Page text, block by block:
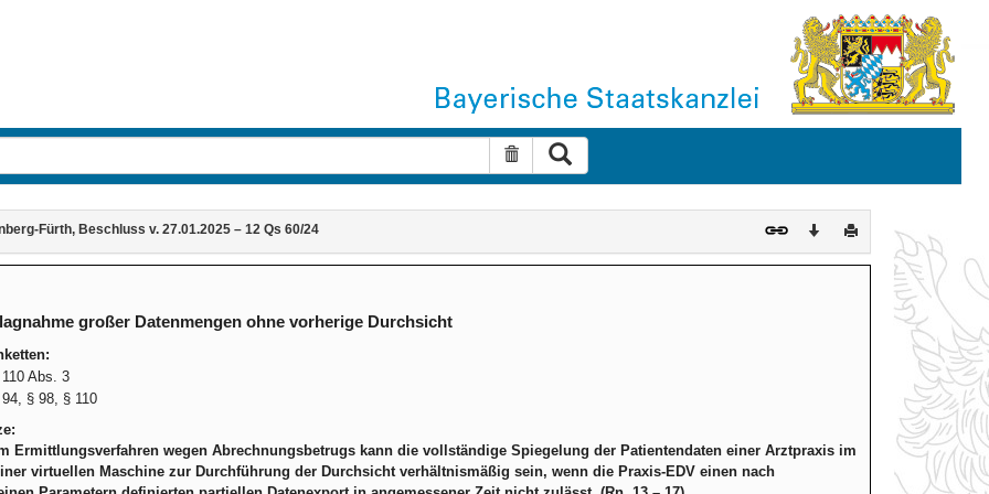
Suche zurücksetzen
Fürth, Beschluss v. 27.01.2025 – 12 Qs 60/24 DownloadDrucken
großer Datenmengen ohne vorherige Durchsicht
Abs. 3
§ 98, § 110
Ermittlungsverfahren wegen Abrechnungsbetrugs kann die vollständige Spiegelung der Patientendaten einer Arztpraxis im
virtuellen Maschine zur Durchführung der Durchsicht verhältnismäßig sein, wenn die Praxis-EDV einen nach